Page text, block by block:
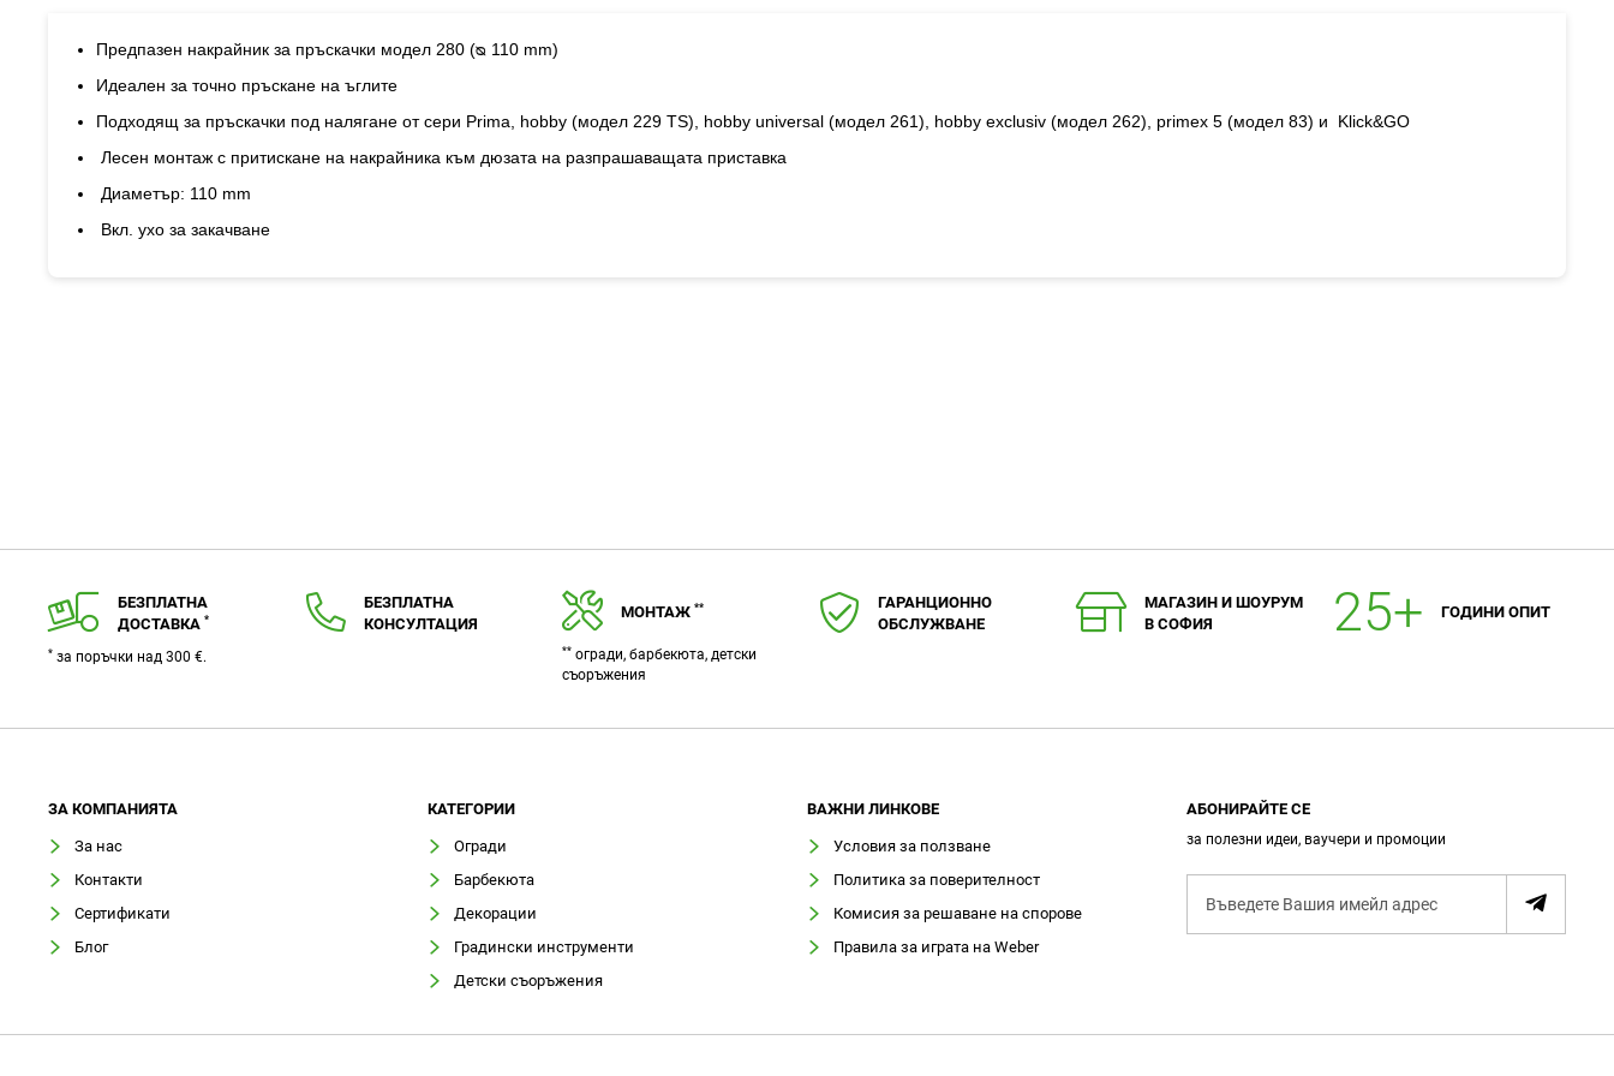
снимкиПредпазен накрайник за пръскачки модел 280 (ᴓ 110 mm)
Идеален за точно пръскане на ъглите
Подходящ за пръскачки под налягане от сери Prima, hobby (модел 229 TS), hobby universal (модел 261), hobby exclusiv (модел 262), primex 5 (модел 83) и Klick&GO
Лесен монтаж с притискане на накрайника към дюзата на разпрашаващата приставка
Диаметър: 110 mm
Вкл. ухо за закачване
БЕЗПЛАТНА
ДОСТАВКА *
* за поръчки над 300 €.
БЕЗПЛАТНА
КОНСУЛТАЦИЯ
МОНТАЖ **
** огради, барбекюта, детски
съоръжения
ГАРАНЦИОННО
ОБСЛУЖВАНЕ
МАГАЗИН И ШОУРУМ
В СОФИЯ
ГОДИНИ ОПИТ
ЗA КОМПАНИЯТА
За нас
Контакти
Сертификати
Блог
КАТЕГОРИИ
Огради
Барбекюта
Декорации
Градински инструменти
Детски съоръжения
ВАЖНИ ЛИНКОВЕ
Условия за ползване
Политика за поверителност
Комисия за решаване на спорове
Правила за играта на Weber
АБОНИРАЙТЕ СЕ
за полезни идеи, ваучери и промоции
А
о
н